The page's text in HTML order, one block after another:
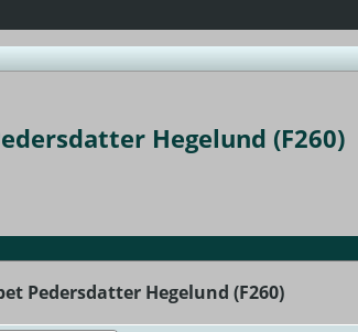
Hegelund (F260)
Pedersdatter Hegelund (F260)